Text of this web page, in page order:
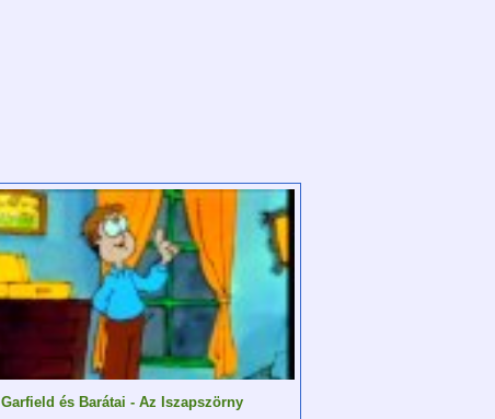
Garfield és Barátai - Az Iszapszörny